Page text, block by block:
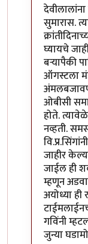
सुमारास.
घ्यायचे
बर्‍यापैकी
ऑगस्टला
ओबीसी
होते.
नव्हती.
जाहीर
जाईल ही
म्हणून
अयोध्या ही
गविंनी
जुन्या